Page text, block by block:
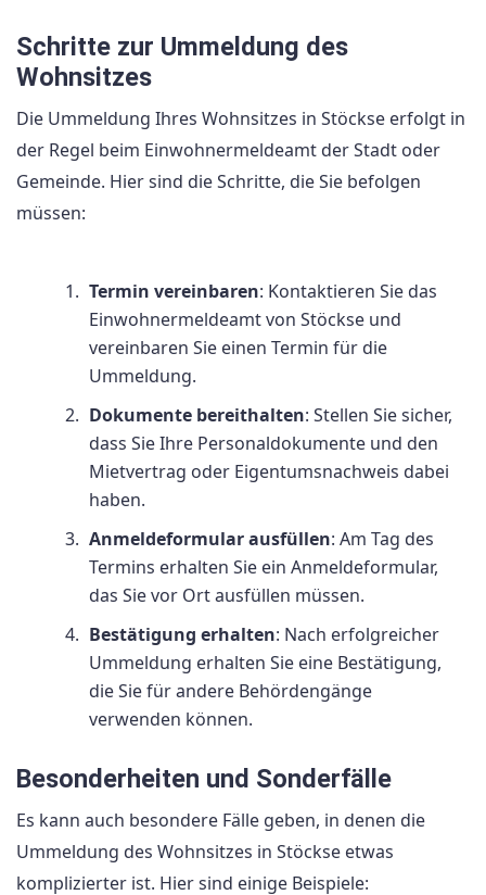
Schritte zur Ummeldung des
Wohnsitzes
Die Ummeldung Ihres Wohnsitzes in Stöckse erfolgt in
der Regel beim Einwohnermeldeamt der Stadt oder
Gemeinde. Hier sind die Schritte, die Sie befolgen
müssen:
Termin vereinbaren: Kontaktieren Sie das
Einwohnermeldeamt von Stöckse und
vereinbaren Sie einen Termin für die
Ummeldung.
Dokumente bereithalten: Stellen Sie sicher,
dass Sie Ihre Personaldokumente und den
Mietvertrag oder Eigentumsnachweis dabei
haben.
Anmeldeformular ausfüllen: Am Tag des
Termins erhalten Sie ein Anmeldeformular,
das Sie vor Ort ausfüllen müssen.
Bestätigung erhalten: Nach erfolgreicher
Ummeldung erhalten Sie eine Bestätigung,
die Sie für andere Behördengänge
verwenden können.
Besonderheiten und Sonderfälle
Es kann auch besondere Fälle geben, in denen die
Ummeldung des Wohnsitzes in Stöckse etwas
komplizierter ist. Hier sind einige Beispiele: